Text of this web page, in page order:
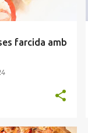
farcida amb